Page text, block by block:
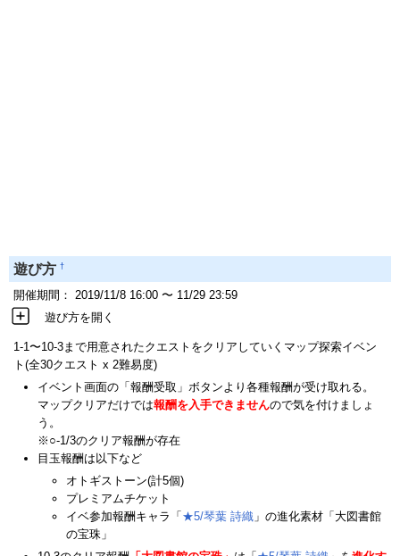
遊び方 †
開催期間： 2019/11/8 16:00 〜 11/29 23:59
遊び方を開く
1-1〜10-3まで用意されたクエストをクリアしていくマップ探索イベン
ト(全30クエスト x 2難易度)
イベント画面の「報酬受取」ボタンより各種報酬が受け取れる。
マップクリアだけでは報酬を入手できませんので気を付けましょ
う。
※○-1/3のクリア報酬が存在
目玉報酬は以下など
オトギストーン(計5個)
プレミアムチケット
イベ参加報酬キャラ「★5/琴葉 詩織 」の進化素材「大図書館
の宝珠」